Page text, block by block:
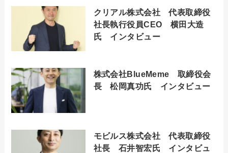
クリアル株式会社 代表取締役
社長執行役員CEO 横田大造
氏 インタビュー
株式会社BlueMeme 取締役会
長 松岡真功氏 インタビュー
モビルス株式会社 代表取締役
社長 石井智宏氏 インタビュ